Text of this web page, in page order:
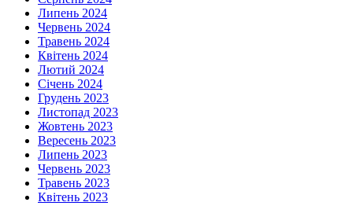
Липень 2024
Червень 2024
Травень 2024
Квітень 2024
Лютий 2024
Січень 2024
Грудень 2023
Листопад 2023
Жовтень 2023
Вересень 2023
Липень 2023
Червень 2023
Травень 2023
Квітень 2023